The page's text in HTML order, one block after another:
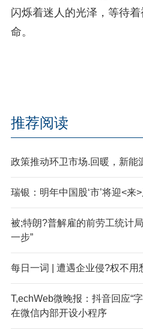
闪烁着迷人的光泽，等待
命。
推荐阅读
政策推动环卫市场.回暖，新能
瑞银：明年中国股‘市’将迎<来
被;特朗?普解雇的前劳工统计
一步”
每日一词 | 遭遇企业侵?权不用
T,echWeb微晚报：抖音回应“
在微信内部开设小程序